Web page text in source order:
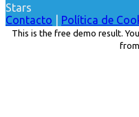
Stars
Contacto
Política de
This is the free demo result.
from